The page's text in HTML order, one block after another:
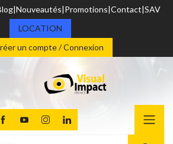
Nouveautés Promotions Contact SAV
LOCATION
un compte / Connexion